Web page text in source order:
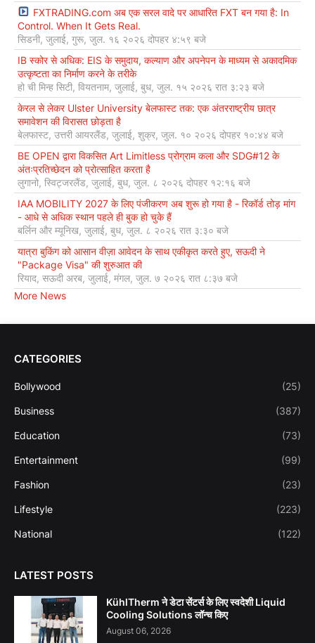
FXTRADING.com अब एक सरल वादे पर आधारित FXT बन गया है: In
Control. When It Gets Real.
सिडनी, जुलाई, गुरू, जुल. १६ २०२६ दोपहर ४:५९ बजे
IB स्कोर से अधिक: EIS के समुदाय, कल्याण और अपनेपन के माध्यम से अकादमिक
उत्कृष्टता का निर्माण करने के तरीके
हो ची मिन्ह सिटी, वियतनाम, जुलाई, बुध, जुल. १५ २०२६ रात ३:२३ बजे
केरल से लेकर Ulster University बेलफास्ट तक: एक अंतरराष्ट्रीय छात्र
समावेशन की विरासत छोड़ता है
बेलफास्ट, उत्तरी आयरलैंड, जुलाई, शुक्र, जुल. १० २०२६ दोपहर १०:४४ बजे
BE OPEN द्वारा विकसित Art Limitless प्रोग्राम कला और SDG#12 के
अंतःप्रतिच्छेदन को प्रोत्साहित करता है
लुगानो, स्विट्जरलैंड, जुलाई, बुध, जुल. ८ २०२६ दोपहर १२:१६ बजे
IAA MOBILITY 2027 के लिए पंजीकरण अब शुरू हो गया है - रिकॉर्ड तोड़ मांग
- आधे से अधिक स्थान पहले ही बुक हो चुके हैं
बर्लिन और म्यूनिख, जुलाई, बुध, जुल. ८ २०२६ रात ३:३० बजे
यात्रा बुकिंग को आसान वीज़ा आवेदन के साथ एकीकृत करते हुए, सऊदी ने
"Package Visa" की शुरुआत की
रियाद, सऊदी अरब, जुलाई, मंगल, जुल. ७ २०२६ रात ८:३७ बजे
More News
CATEGORIES
Bollywood (25)
Business (387)
Education (73)
Entertainment (99)
Fashion (23)
Lifestyle (223)
National (122)
LATEST POSTS
KühlTherm ने डेटा सेंटर्स के लिए स्वदेशी Liquid
Cooling Solutions लॉन्च किए
August 06, 2026